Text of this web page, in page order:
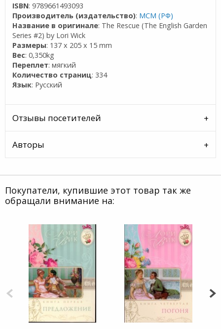
ISBN: 9789661493093
Производитель (издательство): МСМ (РФ)
Название в оригинале: The Rescue (The English Garden
Series #2) by Lori Wick
Размеры: 137 x 205 x 15 mm
Вес: 0,350kg
Переплет: мягкий
Количество страниц: 334
Язык: Русский
Отзывы посетителей
Авторы
Покупатели, купившие этот товар так же
обращали внимание на: